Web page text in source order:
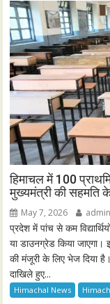
हिमाचल में 100
मुख्यमंत्री की सहमति
May 7, 2026 admin
प्रदेश में पांच से कम
या डाउनग्रेड किया जाएगा।
की मंजूरी के लिए भेज दिया
दाखिले हुए...
Himachal News